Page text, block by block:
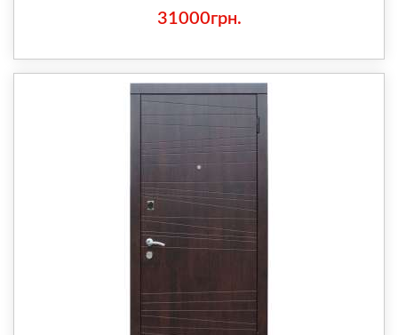
31000грн.